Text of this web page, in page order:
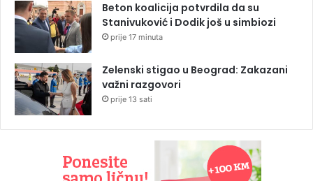
Beton koalicija potvrdila da su
Stanivuković i Dodik još u simbiozi
prije 17 minuta
Zelenski stigao u Beograd: Zakazani
važni razgovori
prije 13 sati